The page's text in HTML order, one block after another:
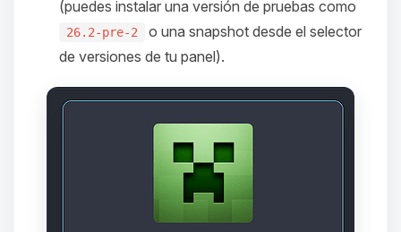
(puedes instalar una versión de pruebas como
26.2-pre-2
o una snapshot desde el selector
de versiones de tu panel).
Yupi, por fin alguien con quien
hablar! Soy Choupy, tu pequeno
asistente de BoxToPlay. Cuentame